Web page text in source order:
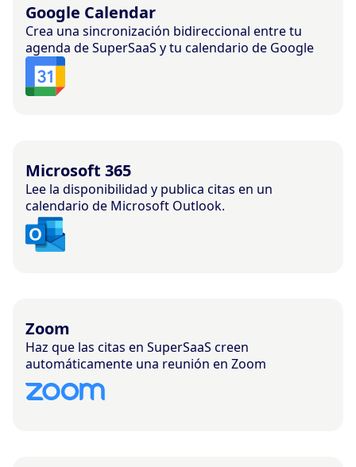
Google Calendar
Crea una sincronización bidireccional entre tu
agenda de SuperSaaS y tu calendario de Google
Microsoft 365
Lee la disponibilidad y publica citas en un
calendario de Microsoft Outlook.
Zoom
Haz que las citas en SuperSaaS creen
automáticamente una reunión en Zoom